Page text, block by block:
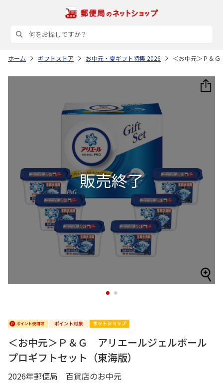
ホーム ギフトストア お中元・夏ギフト特集 2026 ＜お中元＞Ｐ＆
1 2
＜お中元＞Ｐ＆Ｇ アリエールジェルボール
プロギフトセット（東海版）
2026年郵便局 百貨店のお中元